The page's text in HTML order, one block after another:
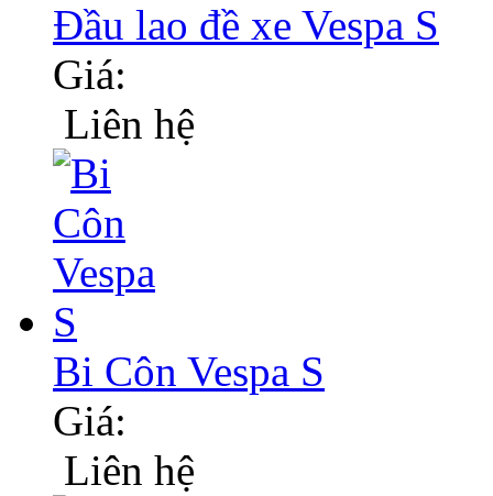
Đầu lao đề xe Vespa S
Giá:
Liên hệ
Bi Côn Vespa S
Giá:
Liên hệ